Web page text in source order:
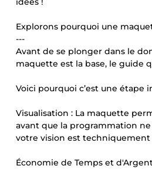
Explorons pourquoi une
---
Avant de se plonger dans le
maquette est la base, le guide
Voici pourquoi c’est une étape
Visualisation : La maquette
avant que la programmation
votre vision est techniquement
Économie de Temps et